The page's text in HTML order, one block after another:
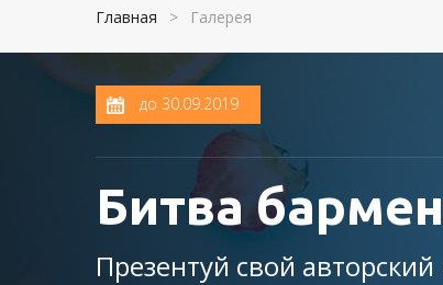
Главная > Галерея
до 30.09.2019
Битва
Презентуй свой